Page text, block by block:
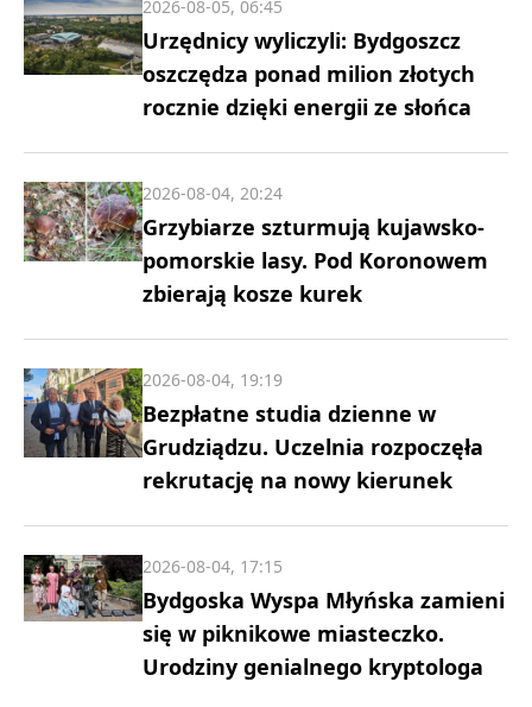
Urzędnicy wyliczyli: Bydgoszcz
oszczędza ponad milion złotych
rocznie dzięki energii ze słońca
2026-08-05, 06:45
Grzybiarze szturmują kujawsko-
pomorskie lasy. Pod Koronowem
zbierają kosze kurek
2026-08-04, 20:24
Bezpłatne studia dzienne w
Grudziądzu. Uczelnia rozpoczęła
rekrutację na nowy kierunek
2026-08-04, 19:19
Bydgoska Wyspa Młyńska zamieni
się w piknikowe miasteczko.
Urodziny genialnego kryptologa
2026-08-04, 17:15